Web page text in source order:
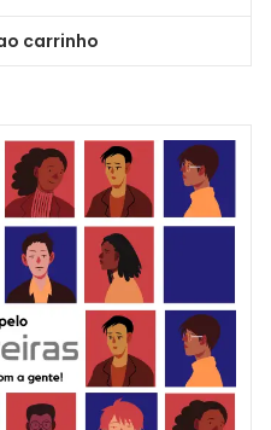
carrinho